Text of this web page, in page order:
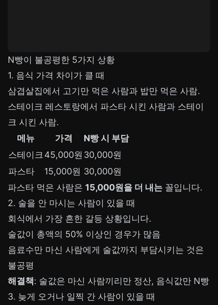
N빵이 불공평한 5가지 상황
1. 음식 가격 차이가 클 때
삼겹살집에서 고기만 먹은 사람과 밥만 먹은 사람.
스테이크 레스토랑에서 파스타 시킨 사람과 스테이
크 시킨 사람.
메뉴
가격
N빵 시 부담
스테이크45,000원 30,000원
파스타
15,000원 30,000원
파스타 먹은 사람은 15,000원을 더 내는 꼴입니다.
2. 술을 안 마시는 사람이 있을 때
회식에서 가장 흔한 갈등 상황입니다.
술값이 총액의 50% 이상인 경우가 많음
음료수만 마신 사람에게 술값까지 부담시키는 것은
불공평
해결책: 술값은 마신 사람끼리만 정산, 음식값만 N빵
3. 늦게 오거나 일찍 간 사람이 있을 때